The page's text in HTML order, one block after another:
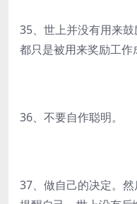
35、世上并没有用来
都只是被用来奖励工作
36、不要自作聪明。
37、做自己的决定。